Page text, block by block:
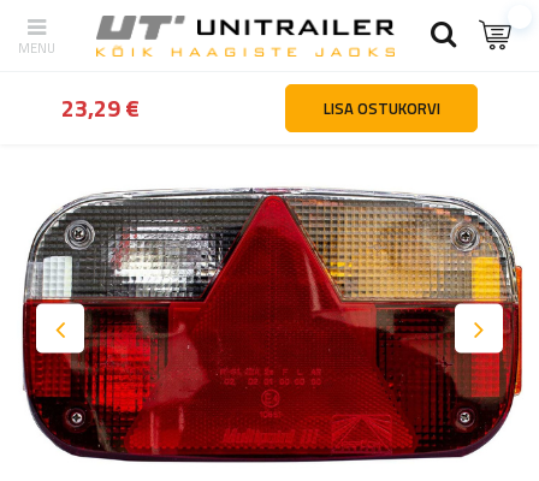
tagasi Kodu Tagatuled ASPÖCK
23,29 € LISA OSTUKORVI